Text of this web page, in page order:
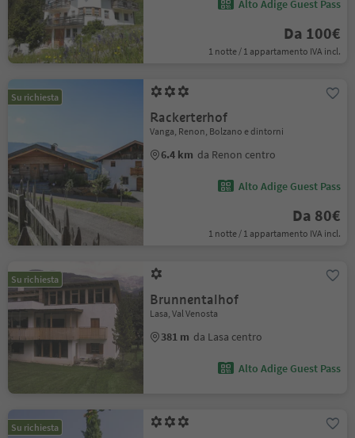
Alto Adige Guest Pass
Da 100€
1 notte / 1 appartamento IVA incl.
Su richiesta
Rackerterhof
Vanga, Renon, Bolzano e dintorni
6.4 km da Renon centro
Alto Adige Guest Pass
Da 80€
1 notte / 1 appartamento IVA incl.
Su richiesta
Brunnentalhof
Lasa, Val Venosta
381 m da Lasa centro
Alto Adige Guest Pass
Su richiesta